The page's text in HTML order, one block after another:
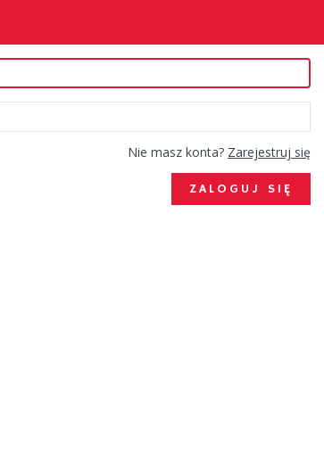
Nie masz konta? Zarejestruj się